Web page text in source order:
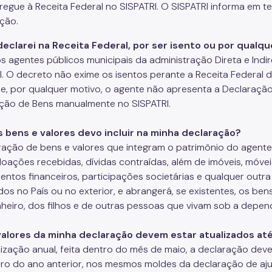
à Receita Federal no SISPATRI. O SISPATRI informa
na Receita Federal, por ser isento ou por
agentes públicos municipais da administração Direta e
O decreto não exime os isentos perante a Receita Federal
por qualquer motivo, o agente não apresenta a
de Bens manualmente no SISPATRI.
bens e valores devo incluir na minha declaração?
de bens e valores que integram o patrimônio do
recebidas, dívidas contraídas, além de imóveis,
financeiros, participações societárias e qualquer
no País ou no exterior, e abrangerá, se existentes, os
dos filhos e de outras pessoas que vivam sob a
da minha declaração devem estar atualizados
anual, feita dentro do mês de maio, a declaração
do ano anterior, nos mesmos moldes da declaração de